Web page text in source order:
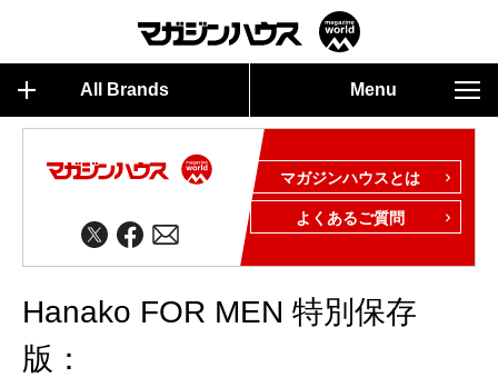
All Brands Menu
マガジンハウスとは
よくあるご質問
Hanako FOR MEN 特別保存
版：